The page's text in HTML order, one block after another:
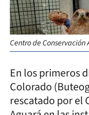
Centro de Conservación
En los primeros
Colorado
rescatado por el